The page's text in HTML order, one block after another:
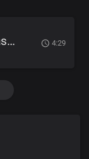
All-Conquering Master And Saviour 4:29